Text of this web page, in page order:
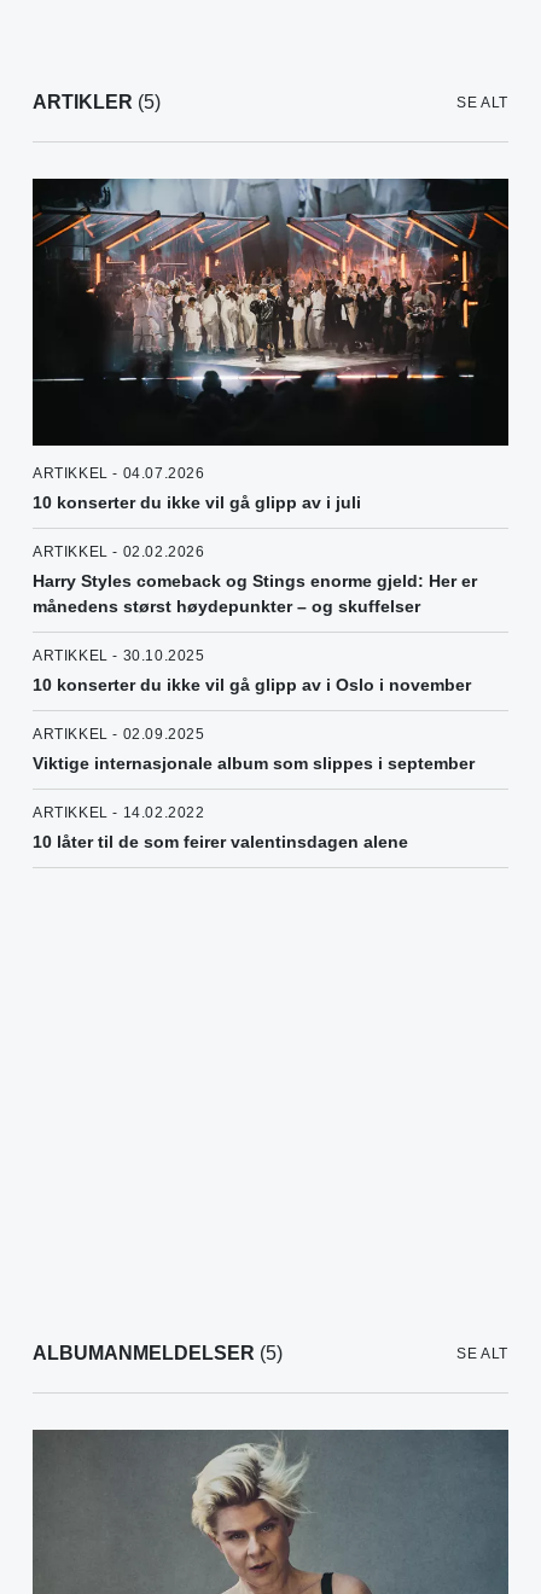
ARTIKLER (5) SE ALT
ARTIKKEL - 04.07.2026
10 konserter du ikke vil gå glipp av i juli
ARTIKKEL - 02.02.2026
Harry Styles comeback og Stings enorme gjeld: Her er
månedens størst høydepunkter – og skuffelser
ARTIKKEL - 30.10.2025
10 konserter du ikke vil gå glipp av i Oslo i november
ARTIKKEL - 02.09.2025
Viktige internasjonale album som slippes i september
ARTIKKEL - 14.02.2022
10 låter til de som feirer valentinsdagen alene
ALBUMANMELDELSER (5) SE ALT